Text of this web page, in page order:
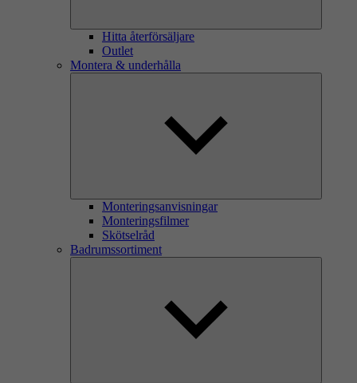
Hitta återförsäljare
Outlet
Montera & underhålla
Monteringsanvisningar
Monteringsfilmer
Skötselråd
Badrumssortiment